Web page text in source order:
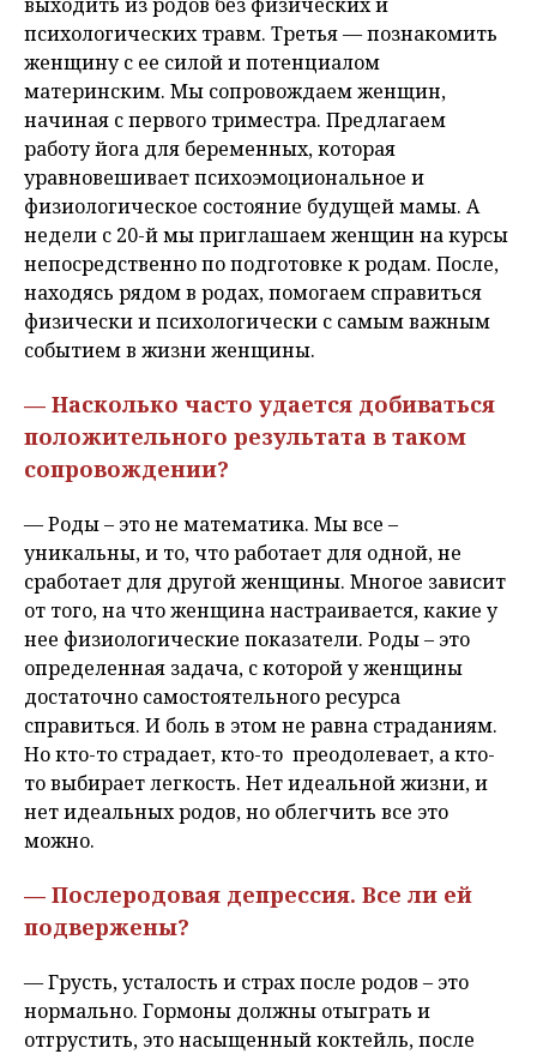
психологических травм. Третья — познакомить
женщину с ее силой и потенциалом
материнским. Мы сопровождаем женщин,
начиная с первого триместра. Предлагаем
работу йога для беременных, которая
уравновешивает психоэмоциональное и
физиологическое состояние будущей мамы. А
недели с 20-й мы приглашаем женщин на курсы
непосредственно по подготовке к родам. После,
находясь рядом в родах, помогаем справиться
физически и психологически с самым важным
событием в жизни женщины.
— Насколько часто удается добиваться
положительного результата в таком
сопровождении?
— Роды – это не математика. Мы все –
уникальны, и то, что работает для одной, не
сработает для другой женщины. Многое зависит
от того, на что женщина настраивается, какие у
нее физиологические показатели. Роды – это
определенная задача, с которой у женщины
достаточно самостоятельного ресурса
справиться. И боль в этом не равна страданиям.
Но кто-то страдает, кто-то преодолевает, а кто-
то выбирает легкость. Нет идеальной жизни, и
нет идеальных родов, но облегчить все это
можно.
— Послеродовая депрессия. Все ли ей
подвержены?
— Грусть, усталость и страх после родов – это
нормально. Гормоны должны отыграть и
отгрустить, это насыщенный коктейль, после